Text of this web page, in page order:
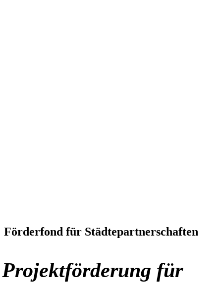
Förderfond für Städtepartnerschaften
Projektförderung für